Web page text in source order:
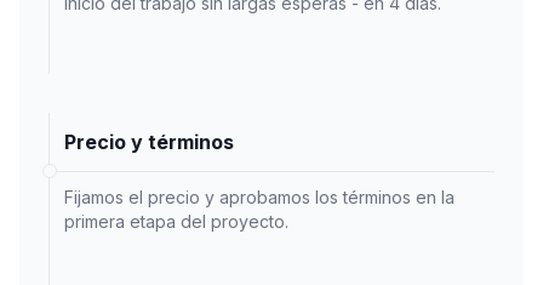
Precio y términos
Fijamos el precio y aprobamos los términos en la
primera etapa del proyecto.